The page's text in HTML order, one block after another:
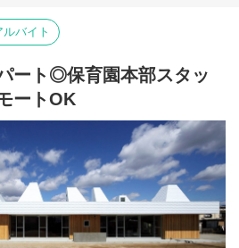
スプレッドシート など）
応
活用（可能であればGAS等）
進行、運営業務、テクニカルサポート
業務
バイト
ート◎保育園本部スタッ
ートOK